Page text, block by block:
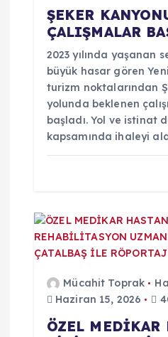
ŞEKER
ÇALIŞMALAR
2023 yılında yaşanan
büyük hasar gören
turizm noktalarından
yolunda beklenen
başladı. Yol ve istinat
kapsamında ihaleyi
Mücahit Toprak
Haziran 15, 2026
ÖZEL MEDİKAR